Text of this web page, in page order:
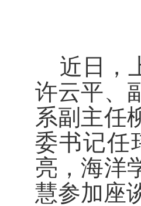
近日，
许云平、
系副主任
委书记任
亮，海洋
慧参加座